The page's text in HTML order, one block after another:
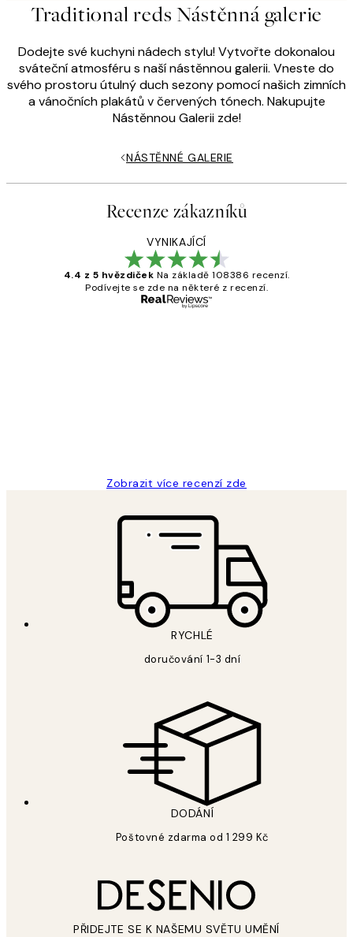
Traditional reds Nástěnná galerie
Dodejte své kuchyni nádech stylu! Vytvořte dokonalou
sváteční atmosféru s naší nástěnnou galerii. Vneste do
svého prostoru útulný duch sezony pomocí našich zimních
a vánočních plakátů v červených tónech. Nakupujte
Nástěnnou Galerii zde!
NÁSTĚNNÉ GALERIE
Recenze zákazníků
VYNIKAJÍCÍ
4.4 z 5 hvězdiček Na základě 108386 recenzí.
Podívejte se zde na některé z recenzí.
Zobrazit více recenzí zde
RYCHLÉ
doručování 1-3 dní
DODÁNÍ
Poštovné zdarma od 1 299 Kč
PŘIDEJTE SE K NAŠEMU SVĚTU UMĚNÍ